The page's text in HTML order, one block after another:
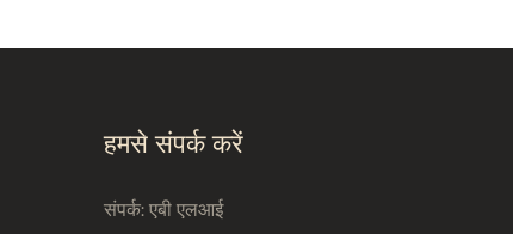
हमसे संपर्क करें
संपर्क: एबी एलआई